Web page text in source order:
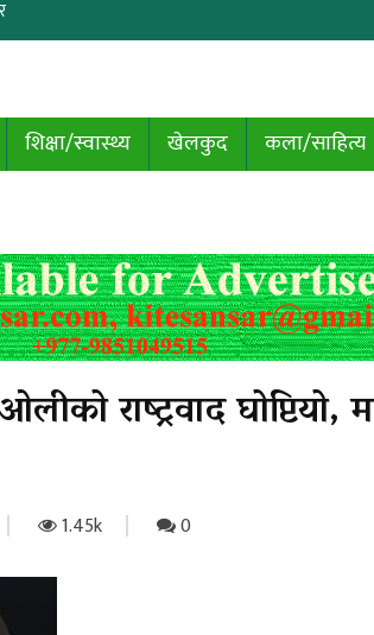
शिक्षा/स्वास्थ्य खेलकुद कला/साहित्य
राष्ट्रवाद
1.45k 0